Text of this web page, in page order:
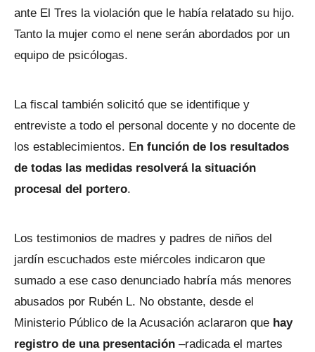
ante El Tres la violación que le había relatado su hijo.
Tanto la mujer como el nene serán abordados por un
equipo de psicólogas.
La fiscal también solicitó que se identifique y
entreviste a todo el personal docente y no docente de
los establecimientos. En función de los resultados
de todas las medidas resolverá la situación
procesal del portero.
Los testimonios de madres y padres de niños del
jardín escuchados este miércoles indicaron que
sumado a ese caso denunciado habría más menores
abusados por Rubén L. No obstante, desde el
Ministerio Público de la Acusación aclararon que hay
registro de una presentación –radicada el martes